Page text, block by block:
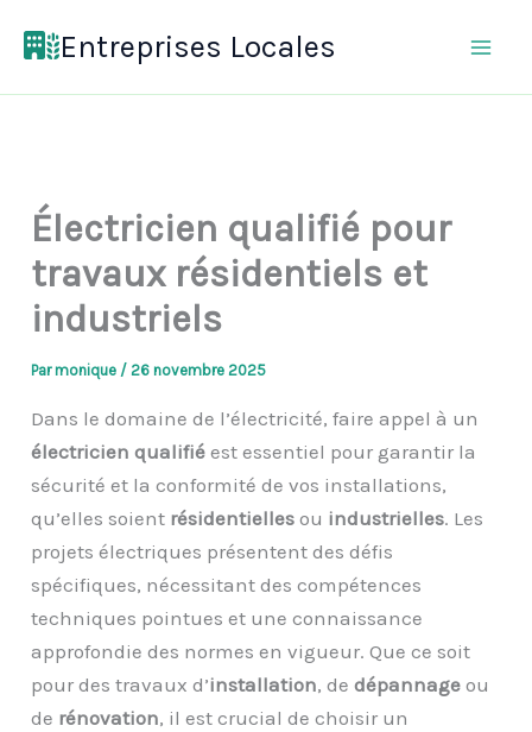
Entreprises Locales
Électricien qualifié pour
travaux résidentiels et
industriels
Parmonique /26 novembre 2025
Dans le domaine de l’électricité, faire appel à un
électricien qualifié est essentiel pour garantir la
sécurité et la conformité de vos installations,
qu’elles soient résidentielles ou industrielles. Les
projets électriques présentent des défis
spécifiques, nécessitant des compétences
techniques pointues et une connaissance
approfondie des normes en vigueur. Que ce soit
pour des travaux d’installation, dedépannage ou
de rénovation, il est crucial de choisir un